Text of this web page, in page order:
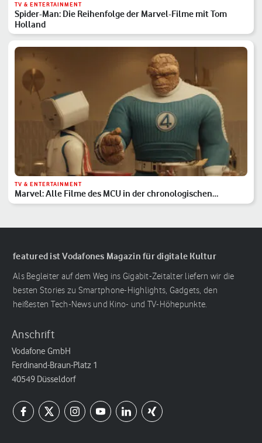
TV & ENTERTAINMENT
Spider-Man: Die Reihenfolge der Marvel-Filme mit Tom
Holland
TV & ENTERTAINMENT
Marvel: Alle Filme des MCU in der chronologischen
Reihenfolge
featured ist Vodafones Magazin für digitale Kultur
Als Begleiter auf dem Weg ins Gigabit-Zeitalter liefern wir die
besten Stories zu Smartphone-Highlights, Gadgets, den
heißesten Tech-News und Kino- und TV-Höhepunkte.
Anschrift
Vodafone GmbH
Ferdinand-Braun-Platz 1
40549 Düsseldorf